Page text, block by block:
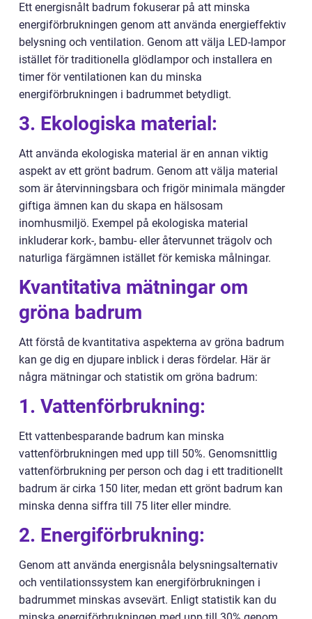
Ett energisnålt badrum fokuserar på att minska
energiförbrukningen genom att använda energieffektiv
belysning och ventilation. Genom att välja LED-lampor
istället för traditionella glödlampor och installera en
timer för ventilationen kan du minska
energiförbrukningen i badrummet betydligt.
3. Ekologiska material:
Att använda ekologiska material är en annan viktig
aspekt av ett grönt badrum. Genom att välja material
som är återvinningsbara och frigör minimala mängder
giftiga ämnen kan du skapa en hälsosam
inomhusmiljö. Exempel på ekologiska material
inkluderar kork-, bambu- eller återvunnet trägolv och
naturliga färgämnen istället för kemiska målningar.
Kvantitativa mätningar om
gröna badrum
Att förstå de kvantitativa aspekterna av gröna badrum
kan ge dig en djupare inblick i deras fördelar. Här är
några mätningar och statistik om gröna badrum:
1. Vattenförbrukning:
Ett vattenbesparande badrum kan minska
vattenförbrukningen med upp till 50%. Genomsnittlig
vattenförbrukning per person och dag i ett traditionellt
badrum är cirka 150 liter, medan ett grönt badrum kan
minska denna siffra till 75 liter eller mindre.
2. Energiförbrukning:
Genom att använda energisnåla belysningsalternativ
och ventilationssystem kan energiförbrukningen i
badrummet minskas avsevärt. Enligt statistik kan du